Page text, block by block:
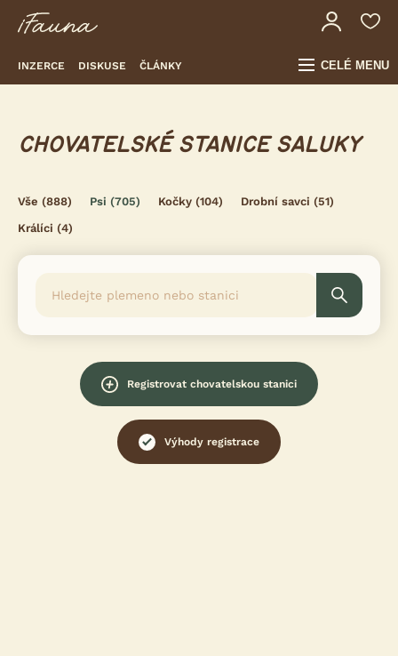
INZERCE DISKUSE ČLÁNKY CELÉ MENU
CHOVATELSKÉ STANICE SALUKY
Vše (888) Psi (705) Kočky (104) Drobní savci (51)
Králíci (4)
Registrovat chovatelskou stanici
Výhody registrace